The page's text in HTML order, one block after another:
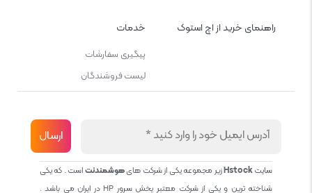
راهنمای خرید از اچ استوک خدمات
پیگیری سفارشات
لیست فروشندگان
سایتHstockزیر مجموعه یکی از شرکت هایهوشمندنتاست . که یکی
شناخته ترین و یکی از شرکت معتبر پخش سرور HP در ایران می باشد .